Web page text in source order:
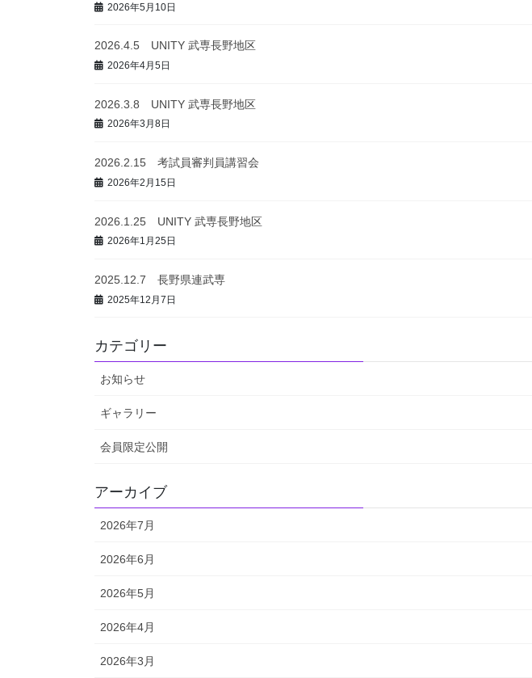
2026年5月10日
2026.4.5 UNITY 武専長野地区
2026年4月5日
2026.3.8 UNITY 武専長野地区
2026年3月8日
2026.2.15 考試員審判員講習会
2026年2月15日
2026.1.25 UNITY 武専長野地区
2026年1月25日
2025.12.7 長野県連武専
2025年12月7日
カテゴリー
お知らせ
ギャラリー
会員限定公開
アーカイブ
2026年7月
2026年6月
2026年5月
2026年4月
2026年3月